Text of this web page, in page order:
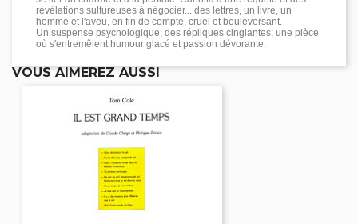
révélations sulfureuses à négocier... des lettres, un livre, un
homme et l'aveu, en fin de compte, cruel et bouleversant.
Un suspense psychologique, des répliques cinglantes; une pièce
où s'entremêlent humour glacé et passion dévorante.
VOUS AIMEREZ AUSSI